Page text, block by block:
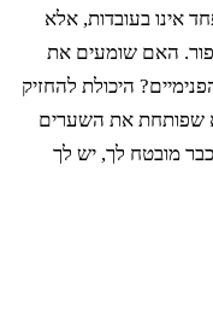
פִּי יְדוָד
יְדוָד
אֹתָנוּ בְּיַד
אינו בעובדות, אלא
האם שומעים את
היכולת להחזיק
שפותחת את השערים
מובטח לך, יש לך